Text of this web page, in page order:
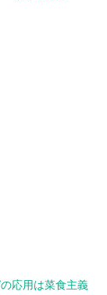
応用は菜食主義